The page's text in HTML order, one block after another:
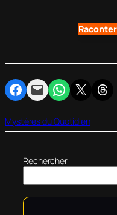
Partager sur Facebook
Envoyer cette page par e-mailPartager sur WhatsApp
Partager sur X
Mystères du Quotidien
Rechercher